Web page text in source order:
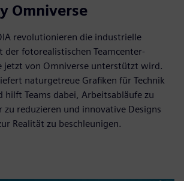
Omniverse
revolutionieren die industrielle
fotorealistischen Teamcenter-
jetzt von Omniverse unterstützt wird.
naturgetreue Grafiken für Technik
hilft Teams dabei, Arbeitsabläufe zu
zu reduzieren und innovative Designs
Realität zu beschleunigen.